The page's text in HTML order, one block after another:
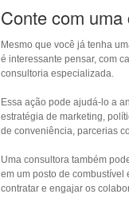
Conte com
Mesmo que você já tenha
é interessante pensar, com
consultoria especializada.
Essa ação pode ajudá-lo a
estratégia de marketing,
de conveniência, parcerias
Uma consultora também
em um posto de
contratar e engajar os